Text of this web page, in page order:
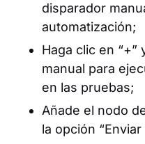
disparador
automatización;
Haga clic en
manual para
en las pruebas;
Añade el nodo
la opción “Enviar